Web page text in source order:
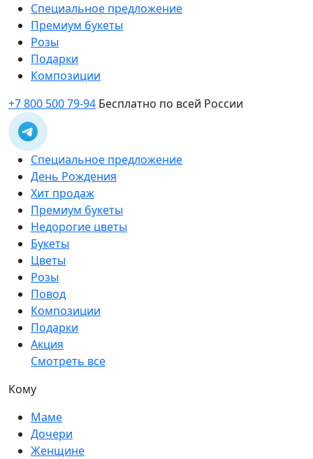
Специальное предложение
Премиум букеты
Розы
Подарки
Композиции
+7 800 500 79-94 Бесплатно по всей России
Специальное предложение
День Рождения
Хит продаж
Премиум букеты
Недорогие цветы
Букеты
Цветы
Розы
Повод
Композиции
Подарки
Акция
Смотреть все
Кому
Маме
Дочери
Женщине